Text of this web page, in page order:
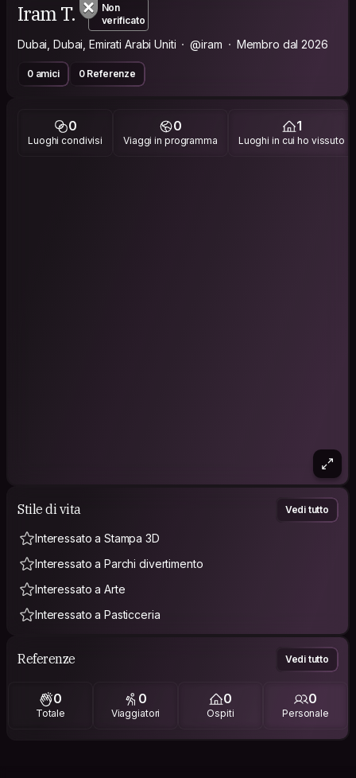
Iram T.
Non
verificato
Dubai, Dubai, Emirati Arabi Uniti @iram Membro dal 2026
0 amici 0 Referenze
0
Luoghi condivisi
0
Viaggi in programma
1
Luoghi in cui ho vissuto
Stile di vita Vedi tutto
Interessato a Stampa 3D
Interessato a Parchi divertimento
Interessato a Arte
Interessato a Pasticceria
Referenze Vedi tutto
0
Totale
0
Viaggiatori
0
Ospiti
0
Personale